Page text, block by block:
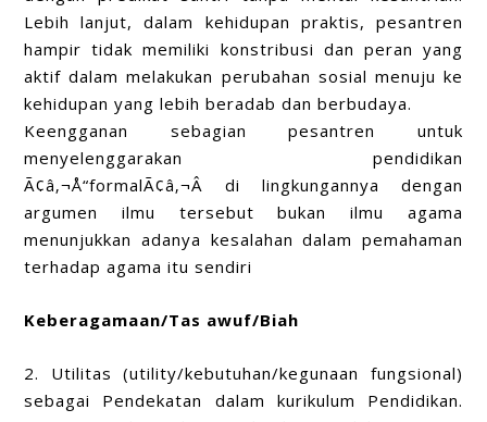
Lebih lanjut, dalam kehidupan praktis, pesantren
hampir tidak memiliki konstribusi dan peran yang
aktif dalam melakukan perubahan sosial menuju ke
kehidupan yang lebih beradab dan berbudaya.
Keengganan sebagian pesantren untuk
menyelenggarakan pendidikan
Ã¢â‚¬Å“formalÃ¢â‚¬Â di lingkungannya dengan
argumen ilmu tersebut bukan ilmu agama
menunjukkan adanya kesalahan dalam pemahaman
terhadap agama itu sendiri
Keberagamaan/Tas awuf/Biah
2. Utilitas (utility/kebutuhan/kegunaan fungsional)
sebagai Pendekatan dalam kurikulum Pendidikan.